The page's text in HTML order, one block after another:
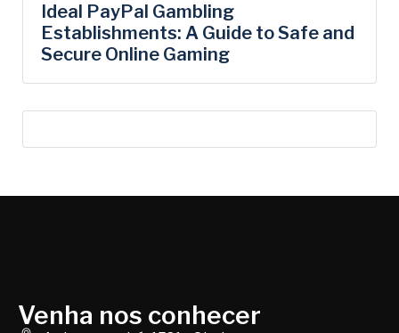
Ideal PayPal Gambling
Establishments: A Guide to Safe and
Secure Online Gaming
Venha nos conhecer